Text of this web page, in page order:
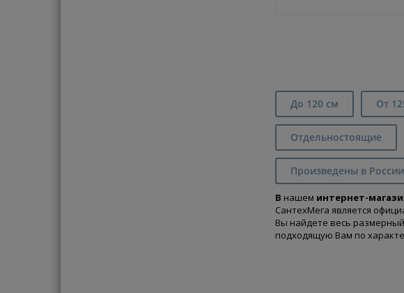
До 120 см От
Отдельностоящие
Произведены в России
В нашем интернет-
СантехМега является
Вы найдете весь
подходящую Вам по